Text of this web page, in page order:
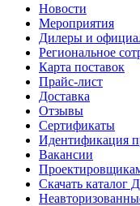
Новости
Мероприятия
Дилеры и
Региональное
Карта поставок
Прайс-лист
Доставка
Отзывы
Сертификаты
Идентификация
Вакансии
Скачать каталог